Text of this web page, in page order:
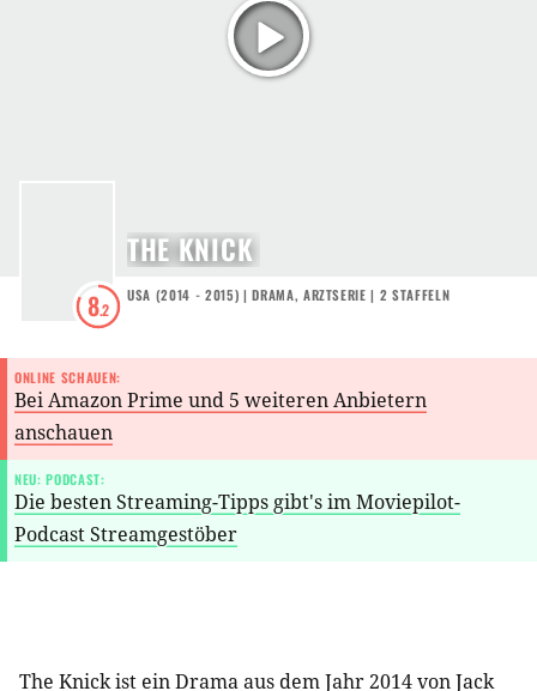
8.2
THE KNICK
USA (2014 - 2015) |DRAMA, ARZTSERIE | 2 STAFFELN
ONLINE SCHAUEN:
Bei Amazon Prime und 5 weiteren Anbietern
anschauen
NEU: PODCAST:
Die besten Streaming-Tipps gibt's im Moviepilot-
Podcast Streamgestöber
The Knick ist einDramaaus dem Jahr 2014 vonJack